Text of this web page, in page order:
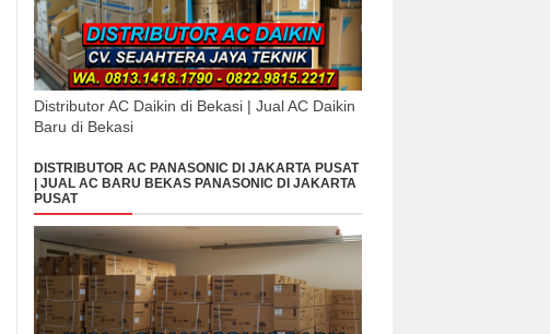
Distributor AC Daikin di Bekasi | Jual AC Daikin
Baru di Bekasi
DISTRIBUTOR AC PANASONIC DI JAKARTA PUSAT
| JUAL AC BARU BEKAS PANASONIC DI JAKARTA
PUSAT